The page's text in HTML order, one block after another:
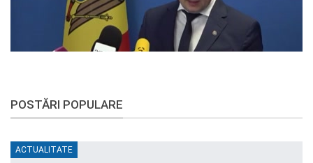
POSTĂRI POPULARE
ACTUALITATE